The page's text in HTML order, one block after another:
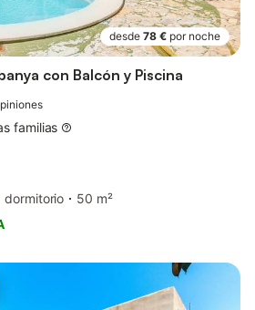
desde 78 € por noche
con Balcón y Piscina
familias
dormitorio
50 m²